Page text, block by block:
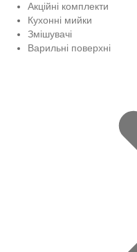
Акційні комплекти
Кухонні мийки
Змішувачі
Варильні поверхні